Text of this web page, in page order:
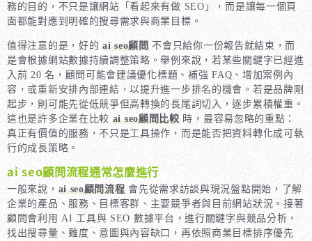
務的目的，不只是讓網站「看起來有做 SEO」，而是讓每一個頁
面都能對應到明確的搜尋需求與商業目標。
值得注意的是，好的 ai seo顧問不會只給你一份報告就結束，而
是會根據網站數據持續調整策略。舉例來說，若某些關鍵字已經進
入前 20 名，顧問可能會建議優化標題、補強 FAQ、增加案例內
容，或重新安排內部連結，以提升進一步排名的機會。若是品牌剛
起步，則可能先從低競爭但高轉換的長尾詞切入，逐步累積權重。
這也是許多企業在比較ai seo顧問比較時，最容易忽略的重點：
真正有價值的服務，不只是工具操作，而是能否把資料轉化成可執
行的成長策略。
ai seo顧問流程通常怎麼進行
一般來說，ai seo顧問流程會先從需求訪談與現況盤點開始，了解
企業的產品、服務、目標客群、主要競爭者與目前網站狀況。接著
顧問會利用 AI 工具與 SEO 數據平台，進行關鍵字與競品分析，
找出搜尋量、難度、意圖與內容缺口，再依照商業目標排序優先